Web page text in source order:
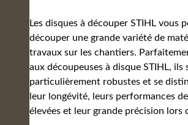
Les disques à découper STIHL vous
découper une grande variété de
travaux sur les chantiers.
aux découpeuses à disque STIHL, ils
particulièrement robustes et se
leur longévité, leurs performances
élevées et leur grande précision lors